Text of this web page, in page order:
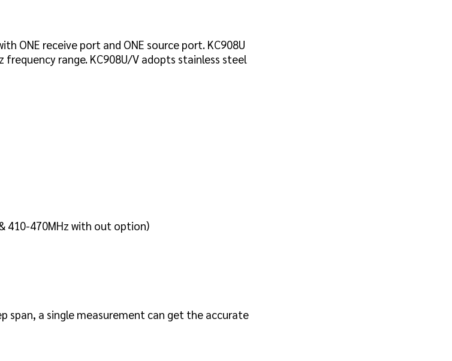
ONE receive port and ONE source port. KC908U
frequency range. KC908U/V adopts stainless steel
410-470MHz with out option)
span, a single measurement can get the accurate